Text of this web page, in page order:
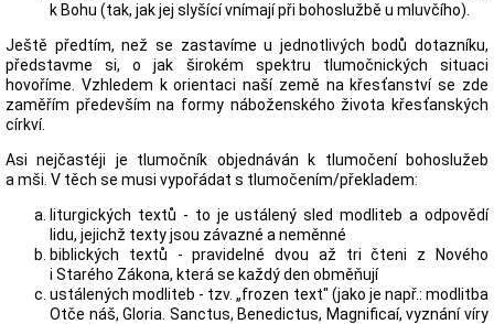
k Bohu (tak, jak jej slyšící vnímají při bohoslužbě u mluvčího).
Ještě předtím, než se zastavíme u jednotlivých bodů dotazníku,
představme si, o jak širokém spektru tlumočnických situaci
hovoříme. Vzhledem k orientaci naší země na křesťanství se zde
zaměřím především na formy náboženského života křesťanských
církví.
Asi nejčastéji je tlumočník objednáván k tlumočení bohoslužeb
a mši. V těch se musi vypořádat s tlumočením/překladem:
liturgických textů - to je ustálený sled modliteb a odpovědí
lidu, jejichž texty jsou závazné a neměnné
biblických textů - pravidelné dvou až tri čteni z Nového
i Starého Zákona, která se každý den obměňují
ustálených modliteb - tzv. „frozen text" (jako je např.: modlitba
Otče náš, Gloria. Sanctus, Benedictus, Magnificaí, vyznání víry